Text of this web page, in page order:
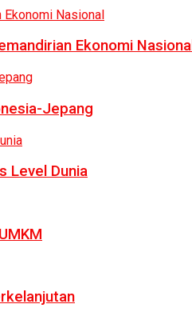
Ekonomi Nasional
Jepang
Level Dunia